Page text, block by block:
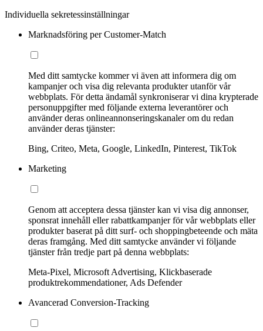
Individuella sekretessinställningar
Marknadsföring per Customer-Match
Med ditt samtycke kommer vi även att informera dig om
kampanjer och visa dig relevanta produkter utanför vår
webbplats. För detta ändamål synkroniserar vi dina krypterade
personuppgifter med följande externa leverantörer och
använder deras onlineannonseringskanaler om du redan
använder deras tjänster:
Bing, Criteo, Meta, Google, LinkedIn, Pinterest, TikTok
Marketing
Genom att acceptera dessa tjänster kan vi visa dig annonser,
sponsrat innehåll eller rabattkampanjer för vår webbplats eller
produkter baserat på ditt surf- och shoppingbeteende och mäta
deras framgång. Med ditt samtycke använder vi följande
tjänster från tredje part på denna webbplats:
Meta-Pixel, Microsoft Advertising, Klickbaserade
produktrekommendationer, Ads Defender
Avancerad Conversion-Tracking